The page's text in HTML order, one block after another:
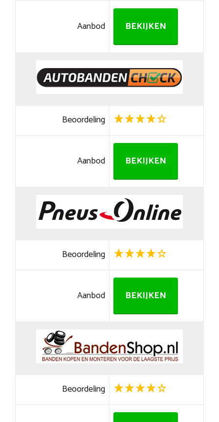
Aanbod BEKIJKEN
Beoordeling
Aanbod BEKIJKEN
Beoordeling
Aanbod BEKIJKEN
Beoordeling